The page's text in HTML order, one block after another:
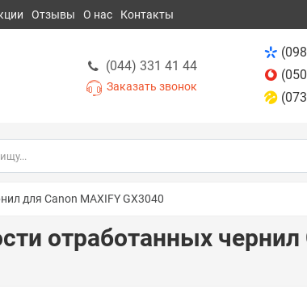
Отзывы О нас Контакты
(044) 331 41 44
Заказать звонок
для Canon MAXIFY GX3040
отработанных